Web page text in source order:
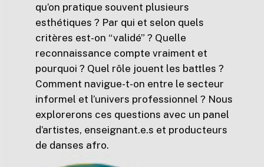
qu’on pratique souvent plusieurs
esthétiques ? Par qui et selon quels
critères est-on “validé” ? Quelle
reconnaissance compte vraiment et
pourquoi ? Quel rôle jouent les battles ?
Comment navigue-t-on entre le secteur
informel et l’univers professionnel ? Nous
explorerons ces questions avec un panel
d’artistes, enseignant.e.s et producteurs
de danses afro.